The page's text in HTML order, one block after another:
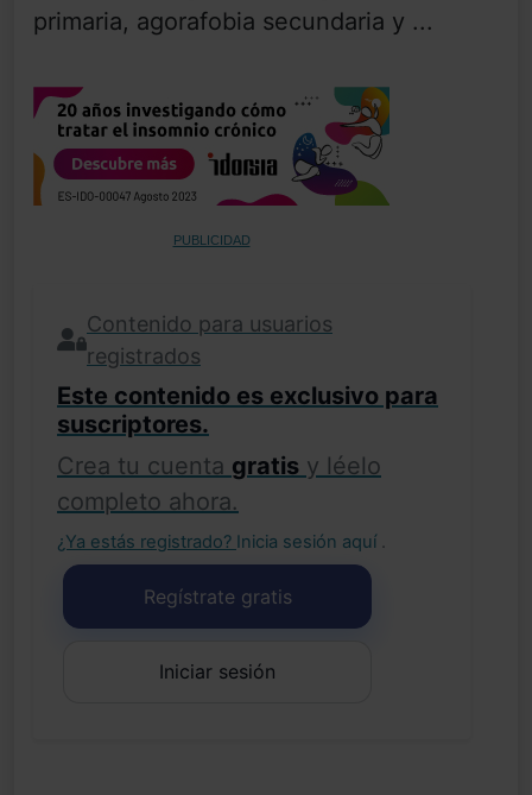
primaria, agorafobia secundaria y ...
PUBLICIDAD
Contenido para usuarios
registrados
Este contenido es exclusivo para
suscriptores.
Crea tu cuenta gratis y léelo
completo ahora.
¿Ya estás registrado? Inicia sesión aquí .
Regístrate gratis
Iniciar sesión